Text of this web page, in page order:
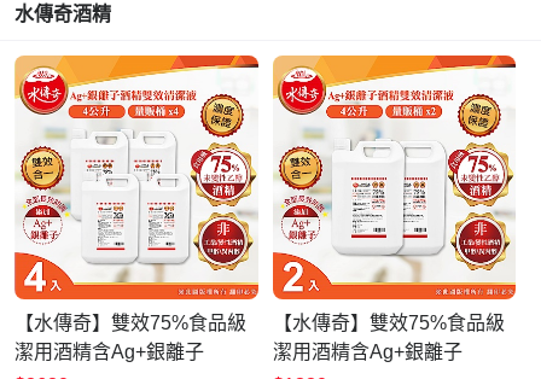
水傳奇酒精
【水傳奇】雙效75%食品級
潔用酒精含Ag+銀離子
【水傳奇】雙效75%食品級
潔用酒精含Ag+銀離子